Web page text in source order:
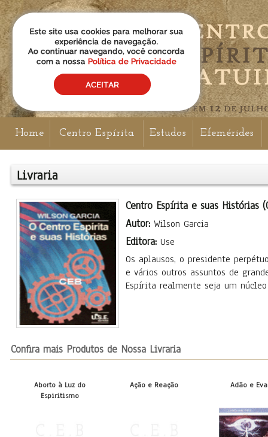
Home Centro Espírita Estudos Efemérides
Livraria
Centro Espírita e suas Histórias
Autor: Wilson Garcia
Editora: Use
Os aplausos, o presidente
e vários outros assuntos de
Espírita realmente seja um
Confira mais Produtos de Nossa Livraria
Aborto à Luz do
Espiritismo
Ação e Reação Adão e Eva